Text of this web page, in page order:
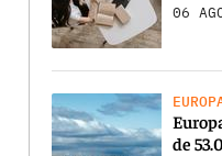
06
de